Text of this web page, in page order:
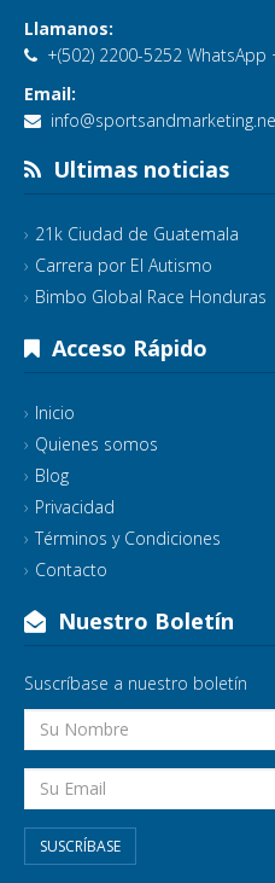
Llamanos:
+(502) 2200-5252 WhatsApp
Email:
Ultimas noticias
21k Ciudad de Guatemala
Carrera por El Autismo
Bimbo Global Race Honduras
Acceso Rápido
Inicio
Quienes somos
Blog
Privacidad
Términos y Condiciones
Contacto
Nuestro Boletín
Suscríbase a nuestro boletín
SUSCRÍBASE